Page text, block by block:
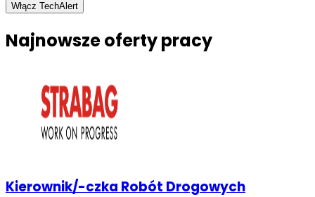
Włącz TechAlert
Najnowsze oferty pracy
Kierownik/-czka Robót Drogowych